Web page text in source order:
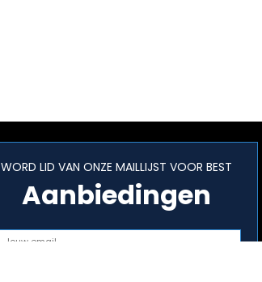
WORD LID VAN ONZE MAILLIJST VOOR BEST
Aanbiedingen